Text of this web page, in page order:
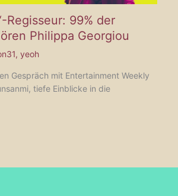
Regisseur: 99% der
Philippa Georgiou
, yeoh
Gespräch mit Entertainment Weekly
tiefe Einblicke in die